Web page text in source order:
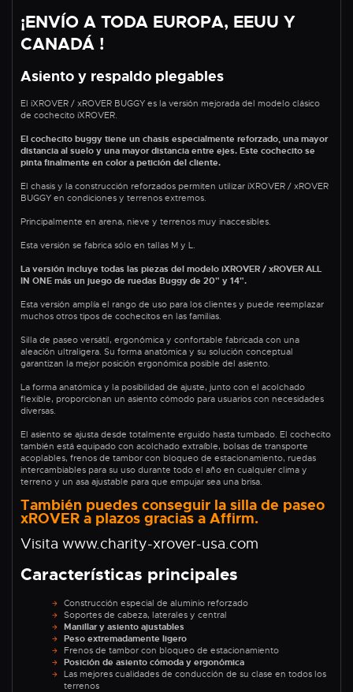
¡ENVÍO A TODA EUROPA, EEUU Y
CANADÁ !
Asiento y respaldo plegables
El iXROVER / xROVER BUGGY es la versión mejorada del modelo clásico
de cochecito iXROVER.
El cochecito buggy tiene un chasis especialmente reforzado, una mayor
distancia al suelo y una mayor distancia entre ejes. Este cochecito se
pinta finalmente en color a petición del cliente.
El chasis y la construcción reforzados permiten utilizar iXROVER / xROVER
BUGGY en condiciones y terrenos extremos.
Principalmente en arena, nieve y terrenos muy inaccesibles.
Esta versión se fabrica sólo en tallas M y L.
La versión incluye todas las piezas del modelo iXROVER / xROVER ALL
IN ONE más un juego de ruedas Buggy de 20" y 14".
Esta versión amplía el rango de uso para los clientes y puede reemplazar
muchos otros tipos de cochecitos en las familias.
Silla de paseo versátil, ergonómica y confortable fabricada con una
aleación ultraligera. Su forma anatómica y su solución conceptual
garantizan la mejor posición ergonómica posible del asiento.
La forma anatómica y la posibilidad de ajuste, junto con el acolchado
flexible, proporcionan un asiento cómodo para usuarios con necesidades
diversas.
El asiento se ajusta desde totalmente erguido hasta tumbado. El cochecito
también está equipado con acolchado extraíble, bolsas de transporte
acoplables, frenos de tambor con bloqueo de estacionamiento, ruedas
intercambiables para su uso durante todo el año en cualquier clima y
terreno y un asa ajustable para que empujar sea una brisa.
También puedes conseguir la silla de paseo
xROVER a plazos gracias a Affirm.
Visita www.charity-xrover-usa.com
Características principales
Construcción especial de aluminio reforzado
Soportes de cabeza, laterales y central
Manillar y asiento ajustables
Peso extremadamente ligero
Frenos de tambor con bloqueo de estacionamiento
Posición de asiento cómoda y ergonómica
Las mejores cualidades de conducción de su clase en todos los
terrenos